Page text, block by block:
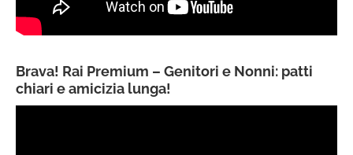
Brava! Rai Premium – Genitori e Nonni: patti
chiari e amicizia lunga!